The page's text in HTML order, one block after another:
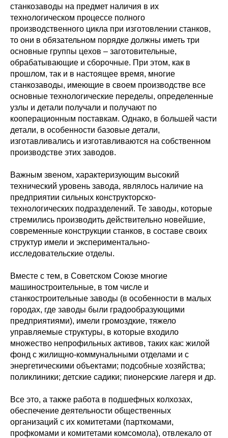
станкозаводы на предмет наличия в их
технологическом процессе полного
производственного цикла при изготовлении станков,
то они в обязательном порядке должны иметь три
основные группы цехов – заготовительные,
обрабатывающие и сборочные. При этом, как в
прошлом, так и в настоящее время, многие
станкозаводы, имеющие в своем производстве все
основные технологические переделы, определенные
узлы и детали получали и получают по
кооперационным поставкам. Однако, в большей части
детали, в особенности базовые детали,
изготавливались и изготавливаются на собственном
производстве этих заводов.
Важным звеном, характеризующим высокий
технический уровень завода, являлось наличие на
предприятии сильных конструкторско-
технологических подразделений. Те заводы, которые
стремились производить действительно новейшие,
современные конструкции станков, в составе своих
структур имели и экспериментально-
исследовательские отделы.
Вместе с тем, в Советском Союзе многие
машиностроительные, в том числе и
станкостроительные заводы (в особенности в малых
городах, где заводы были градообразующими
предприятиями), имели громоздкие, тяжело
управляемые структуры, в которые входило
множество непрофильных активов, таких как: жилой
фонд с жилищно-коммунальными отделами и с
энергетическими объектами; подсобные хозяйства;
поликлиники; детские садики; пионерские лагеря и др.
Все это, а также работа в подшефных колхозах,
обеспечение деятельности общественных
организаций с их комитетами (парткомами,
профкомами и комитетами комсомола), отвлекало от